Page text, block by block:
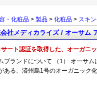
・化粧品 > 製品 > 化粧品 > スキ
社メディカライズ / オーサム
ート認証を取得した、オーガニ
ブランドについて （1） オーサ
ある、済州島1号のオーガニック化